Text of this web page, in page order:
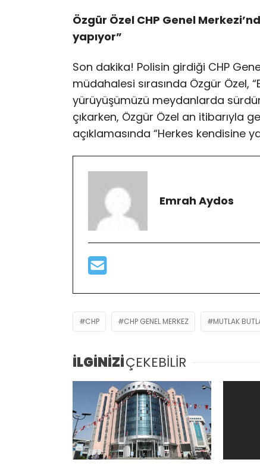
Özgür Özel CHP Genel
yapıyor”
Son dakika! Polisin girdiği CHP
müdahalesi sırasında Özgür
yürüyüşümüzü meydanlarda
çıkarken, Özgür Özel an itibarıyla
açıklamasında “Herkes kendisine
Emrah Aydos
CHP CHP GENEL MERKEZ MUTLAK
İLGİNİZİÇEKEBİLİR